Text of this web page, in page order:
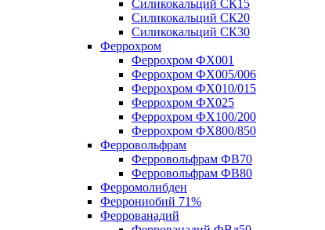
Силикокальций СК15
Силикокальций СК20
Силикокальций СК30
Феррохром
Феррохром ФХ001
Феррохром ФХ005/006
Феррохром ФХ010/015
Феррохром ФХ025
Феррохром ФХ100/200
Феррохром ФХ800/850
Ферровольфрам
Ферровольфрам ФВ70
Ферровольфрам ФВ80
Ферромолибден
Феррониобий 71%
Феррованадий